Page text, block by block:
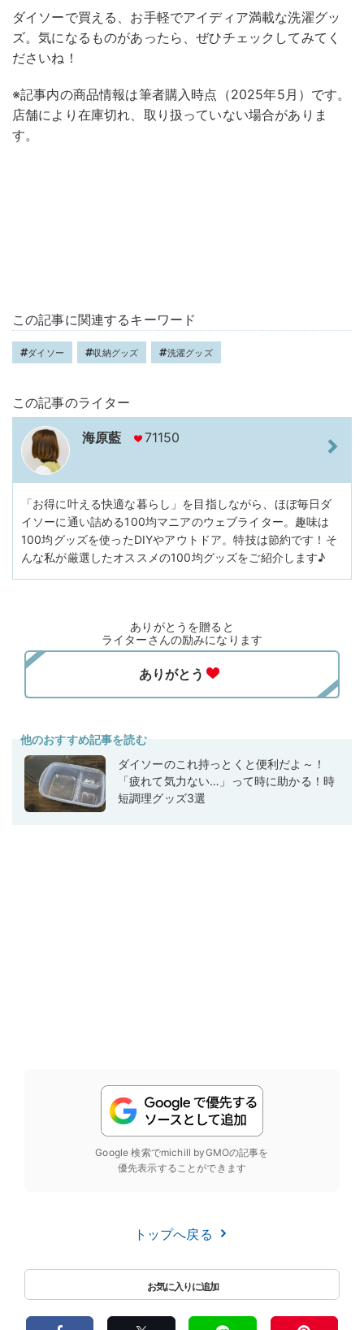
ダイソーで買える、お手軽でアイディア満載な洗濯グッ
ズ。気になるものがあったら、ぜひチェックしてみてく
ださいね！
※記事内の商品情報は筆者購入時点（2025年5月）です。
店舗により在庫切れ、取り扱っていない場合がありま
す。
この記事に関連するキーワード
ダイソー 収納グッズ 洗濯グッズ
この記事のライター
海原藍 71150
「お得に叶える快適な暮らし」を目指しながら、ほぼ毎日ダ
イソーに通い詰める100均マニアのウェブライター。趣味は
100均グッズを使ったDIYやアウトドア。特技は節約です！そ
んな私が厳選したオススメの100均グッズをご紹介します♪
ありがとうを贈ると
ライターさんの励みになります
他のおすすめ記事を読む
ダイソーのこれ持っとくと便利だよ～！
「疲れて気力ない…」って時に助かる！時
短調理グッズ3選
Google 検索でmichill byGMOの記事を
優先表示することができます
トップへ戻る